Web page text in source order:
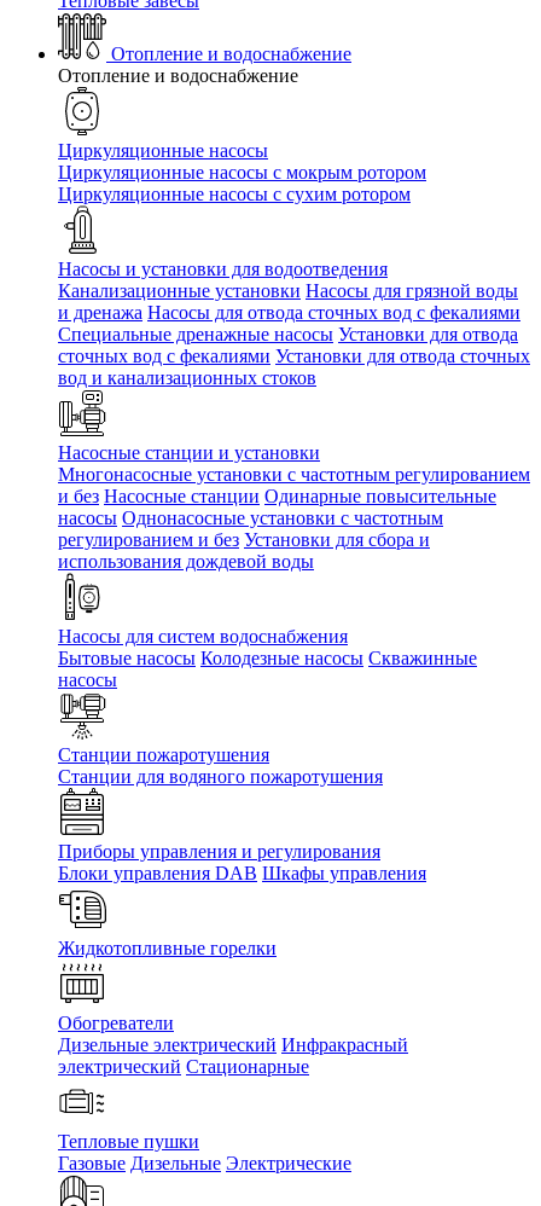
Отопление и водоснабжение
Отопление и водоснабжение
Циркуляционные насосы
Циркуляционные насосы с мокрым ротором
Циркуляционные насосы с сухим ротором
Насосы и установки для водоотведения
Канализационные установки Насосы для грязной воды
и дренажа Насосы для отвода сточных вод c фекалиями
Специальные дренажные насосы Установки для отвода
сточных вод c фекалиями Установки для отвода сточных
вод и канализационных стоков
Насосные станции и установки
Многонасосные установки с частотным регулированием
и без Насосные станции Одинарные повысительные
насосы Однонасосные установки с частотным
регулированием и без Установки для сбора и
использования дождевой воды
Насосы для систем водоснабжения
Бытовые насосы Колодезные насосы Скважинные
насосы
Станции пожаротушения
Станции для водяного пожаротушения
Приборы управления и регулирования
Блоки управления DAB Шкафы управления
Жидкотопливные горелки
Обогреватели
Дизельные электрический Инфракрасный
электрический Стационарные
Тепловые пушки
Газовые Дизельные Электрические